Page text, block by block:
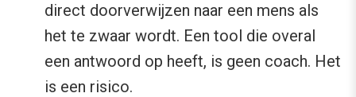
direct doorverwijzen naar een mens als
het te zwaar wordt. Een tool die overal
een antwoord op heeft, is geen coach. Het
is een risico.